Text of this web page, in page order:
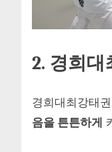
2. 경희대
경희대최강태
음을 튼튼하게